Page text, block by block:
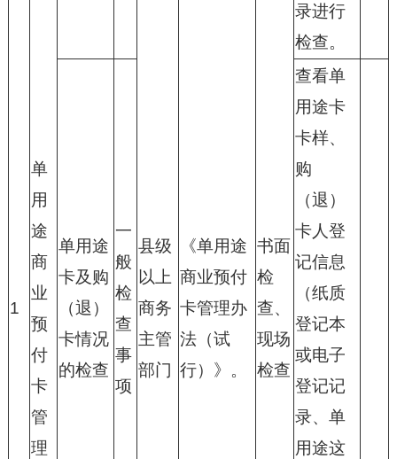
1
单
用
途
商
业
预
付
卡
管
理
县级
以上
商务
主管
部门
《单用途
商业预付
卡管理办
法（试
行）》。
书面
检
查、
现场
检查
录进行
检查。
单用途
卡及购
（退）
卡情况
的检查
一
般
检
查
事
项
查看单
用途卡
卡样、
购
（退）
卡人登
记信息
（纸质
登记本
或电子
登记记
录、单
用途这